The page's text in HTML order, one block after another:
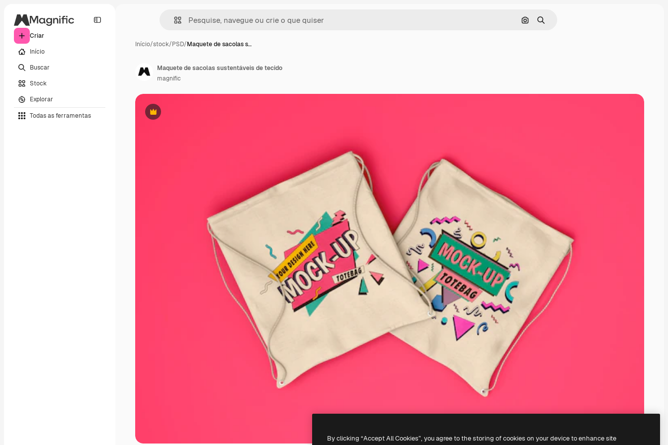
Criar
Início
Buscar
Stock
Explorar
Todas as ferramentas
Pesquisar por imagem
Buscar
Início/stock/PSD/Maquete de sacolas s…
Premium
Maquete de sacolas sustentáveis de tecido
magnific
By clicking “Accept All Cookies”, you agree to the storing of cookies on your device to enhance site